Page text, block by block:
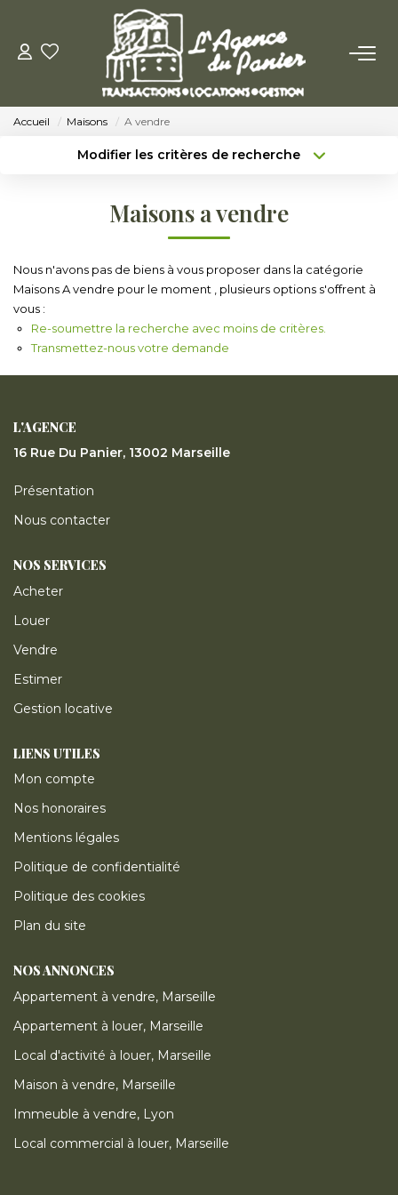
ACHETER
Nos Conseils Pour Acquérir
LOUER
Louer
Nos Conseils Aux Locataires
Accueil Maisons A vendre
Modifier les critères de recherche
Sélectionnez...
Budget max Plus de critères
Maisons a vendre
Nous n'avons pas de biens à vous proposer dans la catégorie
Maisons A vendre pour le moment , plusieurs options s'offrent à
vous :
Re-soumettre la recherche avec moins de critères.
Transmettez-nous votre demande
L'AGENCE
16 Rue Du Panier, 13002 Marseille
Présentation
Nous contacter
NOS SERVICES
Acheter
Louer
Vendre
Estimer
Gestion locative
LIENS UTILES
Mon compte
Nos honoraires
Mentions légales
Politique de confidentialité
Politique des cookies
Plan du site
NOS ANNONCES
Appartement à vendre, Marseille
Appartement à louer, Marseille
Local d'activité à louer, Marseille
Maison à vendre, Marseille
Immeuble à vendre, Lyon
Local commercial à louer, Marseille